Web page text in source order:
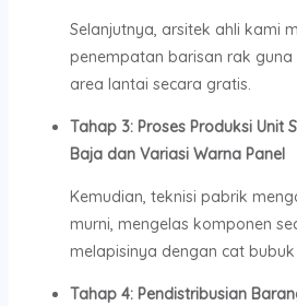
Selanjutnya, arsitek ahli kami
penempatan barisan rak
area lantai secara gratis.
Tahap 3: Proses Produksi Unit
Baja dan Variasi Warna Panel
Kemudian, teknisi pabrik
murni, mengelas komponen
melapisinya dengan cat
Tahap 4: Pendistribusian